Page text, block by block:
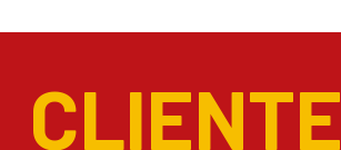
CLIENTE